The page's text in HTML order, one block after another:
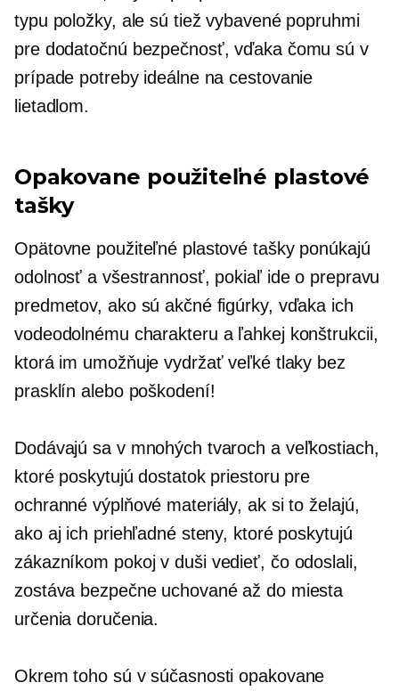
typu položky, ale sú tiež vybavené popruhmi
pre dodatočnú bezpečnosť, vďaka čomu sú v
prípade potreby ideálne na cestovanie
lietadlom.
Opakovane použiteľné plastové
tašky
Opätovne použiteľné plastové tašky ponúkajú
odolnosť a všestrannosť, pokiaľ ide o prepravu
predmetov, ako sú akčné figúrky, vďaka ich
vodeodolnému charakteru a ľahkej konštrukcii,
ktorá im umožňuje vydržať veľké tlaky bez
prasklín alebo poškodení!
Dodávajú sa v mnohých tvaroch a veľkostiach,
ktoré poskytujú dostatok priestoru pre
ochranné výplňové materiály, ak si to želajú,
ako aj ich priehľadné steny, ktoré poskytujú
zákazníkom pokoj v dušivedieť, čo odoslali,
zostáva bezpečne uchované až do miesta
určenia doručenia.
Okrem toho sú v súčasnosti opakovane